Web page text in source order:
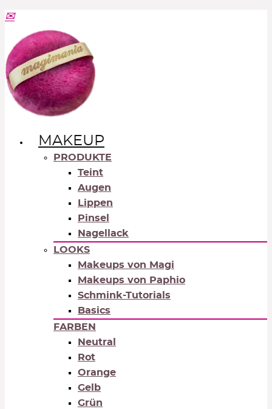
MAKEUP
PRODUKTE
Teint
Augen
Lippen
Pinsel
Nagellack
LOOKS
Makeups von Magi
Makeups von Paphio
Schmink-Tutorials
Basics
FARBEN
Neutral
Rot
Orange
Gelb
Grün